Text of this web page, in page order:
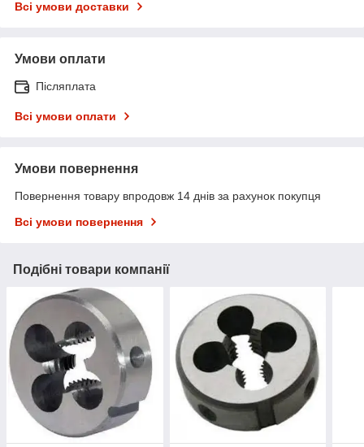
Всі умови доставки
Умови оплати
Післяплата
Всі умови оплати
Умови повернення
Повернення товару впродовж 14 днів за рахунок покупця
Всі умови повернення
Подібні товари компанії